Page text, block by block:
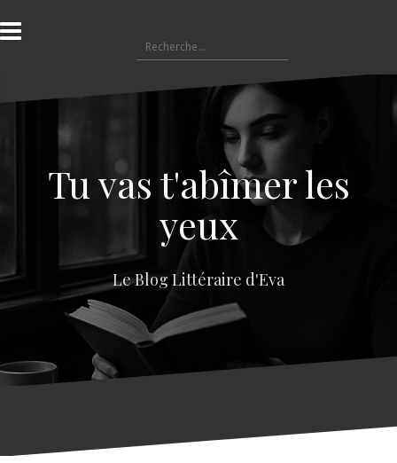
l
a
e
e
Tu vas t'abîmer les
yeux
Le Blog Littéraire d'Eva